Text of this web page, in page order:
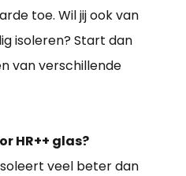
toe. Wil jij ook van
isoleren? Start dan
van verschillende
HR++ glas?
veel beter dan